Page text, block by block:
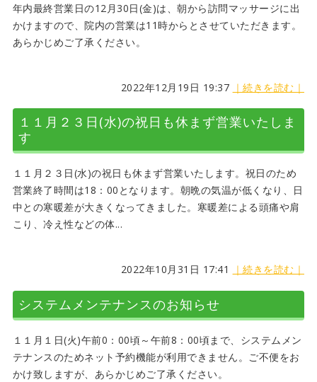
年内最終営業日の12月30日(金)は、朝から訪問マッサージに出
かけますので、院内の営業は11時からとさせていただきます。
あらかじめご了承ください。
2022年12月19日 19:37 ｜続きを読む｜
１１月２３日(水)の祝日も休まず営業いたしま
す
１１月２３日(水)の祝日も休まず営業いたします。祝日のため
営業終了時間は18：00となります。朝晩の気温が低くなり、日
中との寒暖差が大きくなってきました。寒暖差による頭痛や肩
こり、冷え性などの体...
2022年10月31日 17:41 ｜続きを読む｜
システムメンテナンスのお知らせ
１１月１日(火)午前0：00頃～午前8：00頃まで、システムメン
テナンスのためネット予約機能が利用できません。ご不便をお
かけ致しますが、あらかじめご了承ください。